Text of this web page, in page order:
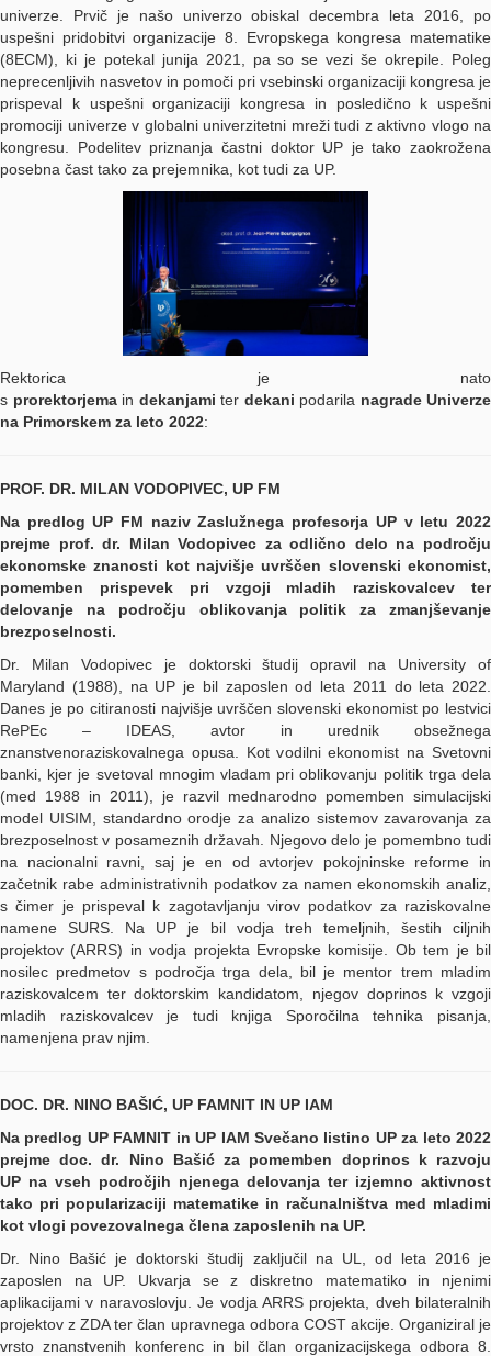
univerze. Prvič je našo univerzo obiskal decembra leta 2016, po
uspešni pridobitvi organizacije 8. Evropskega kongresa matematike
(8ECM), ki je potekal junija 2021, pa so se vezi še okrepile. Poleg
neprecenljivih nasvetov in pomoči pri vsebinski organizaciji kongresa je
prispeval k uspešni organizaciji kongresa in posledično k uspešni
promociji univerze v globalni univerzitetni mreži tudi z aktivno vlogo na
kongresu. Podelitev priznanja častni doktor UP je tako zaokrožena
posebna čast tako za prejemnika, kot tudi za UP.
Rektorica je nato
s prorektorjemain dekanjami ter dekani podarila nagrade Univerze
na Primorskem za leto 2022:
PROF. DR. MILAN VODOPIVEC, UP FM
Na predlog UP FM naziv Zaslužnega profesorja UP v letu 2022
prejme prof. dr. Milan Vodopivec za odlično delo na področju
ekonomske znanosti kot najvišje uvrščen slovenski ekonomist,
pomemben prispevek pri vzgoji mladih raziskovalcev ter
delovanje na področju oblikovanja politik za zmanjševanje
brezposelnosti.
Dr. Milan Vodopivec je doktorski študij opravil na University of
Maryland (1988), na UP je bil zaposlen od leta 2011 do leta 2022.
Danes je po citiranosti najvišje uvrščen slovenski ekonomist po lestvici
RePEc – IDEAS, avtor in urednik obsežnega
znanstvenoraziskovalnega opusa. Kot vodilni ekonomist na Svetovni
banki, kjer je svetoval mnogim vladam pri oblikovanju politik trga dela
(med 1988 in 2011), je razvil mednarodno pomemben simulacijski
model UISIM, standardno orodje za analizo sistemov zavarovanja za
brezposelnost v posameznih državah. Njegovo delo je pomembno tudi
na nacionalni ravni, saj je en od avtorjev pokojninske reforme in
začetnik rabe administrativnih podatkov za namen ekonomskih analiz,
s čimer je prispeval k zagotavljanju virov podatkov za raziskovalne
namene SURS. Na UP je bil vodja treh temeljnih, šestih ciljnih
projektov (ARRS) in vodja projekta Evropske komisije. Ob tem je bil
nosilec predmetov s področja trga dela, bil je mentor trem mladim
raziskovalcem ter doktorskim kandidatom, njegov doprinos k vzgoji
mladih raziskovalcev je tudi knjiga Sporočilna tehnika pisanja,
namenjena prav njim.
DOC. DR. NINO BAŠIĆ, UP FAMNIT IN UP IAM
Na predlog UP FAMNIT in UP IAM Svečano listino UP za leto 2022
prejme doc. dr. Nino Bašić za pomemben doprinos k razvoju
UP na vseh področjih njenega delovanja ter izjemno aktivnost
tako pri popularizaciji matematike in računalništva med mladimi
kot vlogi povezovalnega člena zaposlenih na UP.
Dr. Nino Bašić je doktorski študij zaključil na UL, od leta 2016 je
zaposlen na UP. Ukvarja se z diskretno matematiko in njenimi
aplikacijami v naravoslovju. Je vodja ARRS projekta, dveh bilateralnih
projektov z ZDA ter član upravnega odbora COST akcije. Organiziral je
vrsto znanstvenih konferenc in bil član organizacijskega odbora 8.